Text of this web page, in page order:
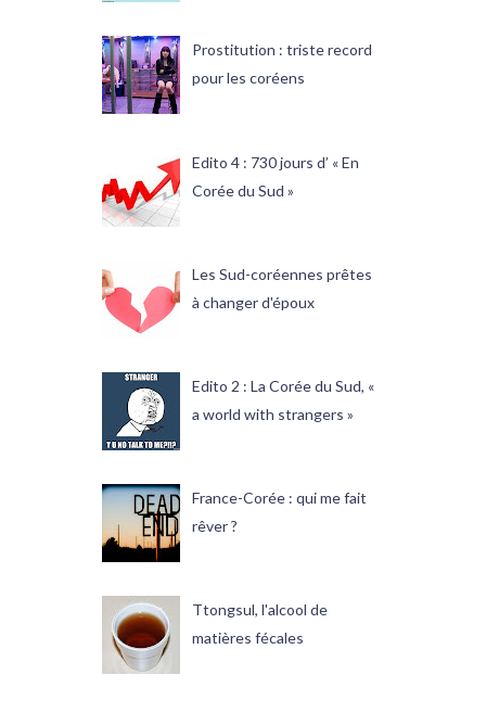
Prostitution : triste record
pour les coréens
Edito 4 : 730 jours d’ « En
Corée du Sud »
Les Sud-coréennes prêtes
à changer d'époux
Edito 2 : La Corée du Sud, «
a world with strangers »
France-Corée : qui me fait
rêver ?
Ttongsul, l'alcool de
matières fécales